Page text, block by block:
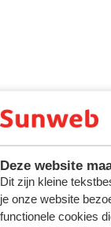
Deze website
Dit zijn kleine
je onze website
functionele cookies